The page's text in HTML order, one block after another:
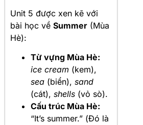
Unit 5 được xen kẽ với
bài học về Summer (Mùa
Hè):
Từ vựng Mùa Hè:
ice cream (kem),
sea (biển), sand
(cát), shells (vỏ sò).
Cấu trúc Mùa Hè:
“It’s summer.” (Đó là